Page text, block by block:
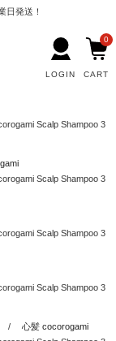
日発送！
LOGIN CART
0
Scalp Shampoo 3
Scalp Shampoo 3
Scalp Shampoo 3
Scalp Shampoo 3
心髪 cocorogami